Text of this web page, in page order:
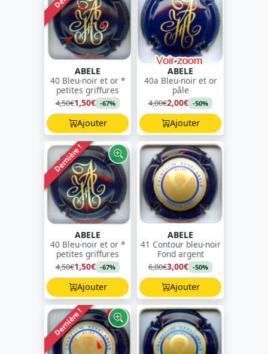
ABELE
40 Bleu-noir et or *
petites griffures
4,50€1,50€ -67%
Ajouter
ABELE
40a Bleu-noir et or
pâle
4,00€2,00€ -50%
Ajouter
Dernière !
ABELE
40 Bleu-noir et or *
petites griffures
4,50€1,50€ -67%
Ajouter
ABELE
41 Contour bleu-noir
Fond argent
6,00€3,00€ -50%
Ajouter
Dernière !